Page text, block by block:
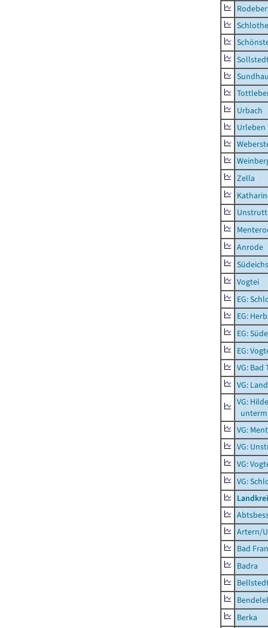
Urbach
Urleben
Zella
Anrode
Vogtei
EG:
EG:
EG:
EG:
VG: Bad
VG:
VG:
VG:
VG:
VG:
VG:
Artern/
Bad
Badra
Berka